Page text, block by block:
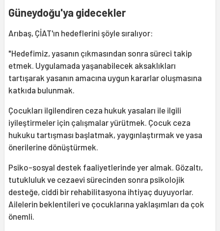
Güneydoğu'ya gidecekler
Arıbaş, ÇİAT'ın hedeflerini şöyle sıralıyor:
"Hedefimiz, yasanın çıkmasından sonra süreci takip
etmek. Uygulamada yaşanabilecek aksaklıkları
tartışarak yasanın amacına uygun kararlar oluşmasına
katkıda bulunmak.
Çocukları ilgilendiren ceza hukuk yasaları ile ilgili
iyileştirmeler için çalışmalar yürütmek. Çocuk ceza
hukuku tartışması başlatmak, yaygınlaştırmak ve yasa
önerilerine dönüştürmek.
Psiko-sosyal destek faaliyetlerinde yer almak. Gözaltı,
tutukluluk ve cezaevi sürecinden sonra psikolojik
desteğe, ciddi bir rehabilitasyona ihtiyaç duyuyorlar.
Ailelerin beklentileri ve çocuklarına yaklaşımları da çok
önemli.